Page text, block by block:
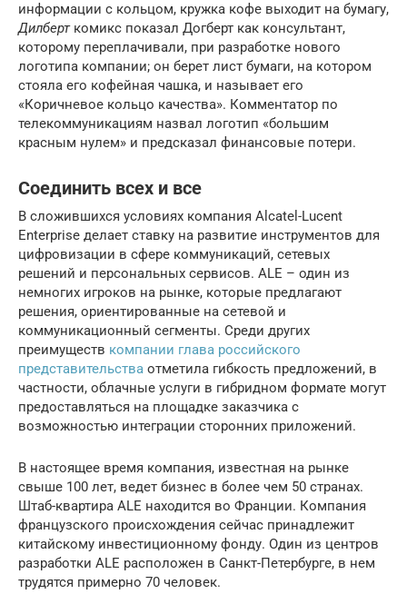
информации с кольцом, кружка кофе выходит на бумагу,
Дилберткомикс показал Догберт как консультант,
которому переплачивали, при разработке нового
логотипа компании; он берет лист бумаги, на котором
стояла его кофейная чашка, и называет его
«Коричневое кольцо качества». Комментатор по
телекоммуникациям назвал логотип «большим
красным нулем» и предсказал финансовые потери.
Соединить всех и все
В сложившихся условиях компания Alcatel-Lucent
Enterprise делает ставку на развитие инструментов для
цифровизации в сфере коммуникаций, сетевых
решений и персональных сервисов. ALE – один из
немногих игроков на рынке, которые предлагают
решения, ориентированные на сетевой и
коммуникационный сегменты. Среди других
преимуществ компании глава российского
представительства отметила гибкость предложений, в
частности, облачные услуги в гибридном формате могут
предоставляться на площадке заказчика с
возможностью интеграции сторонних приложений.
В настоящее время компания, известная на рынке
свыше 100 лет, ведет бизнес в более чем 50 странах.
Штаб-квартира ALE находится во Франции. Компания
французского происхождения сейчас принадлежит
китайскому инвестиционному фонду. Один из центров
разработки ALE расположен в Санкт-Петербурге, в нем
трудятся примерно 70 человек.